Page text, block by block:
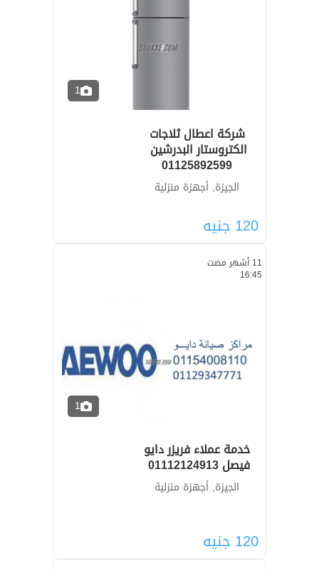
1
شركة اعطال ثلاجات
01125892599
الجيزة, أجهزة منزلية
120 جنيه
11 أشهر مضت
16:45
1
خدمة عملاء فريزر دايو
فيصل ‎‎ 01112124913
الجيزة, أجهزة منزلية
120 جنيه